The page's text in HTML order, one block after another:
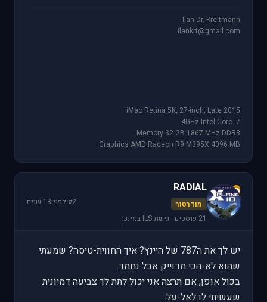
Ilan Dr. Kreitmann
ilankrt@gmail.com
iMac Retina 5K, 27-inch, Late 2015
4GHz Intel Core i7
Memory 32 GB 1867 MHz DDR3
Graphics AMD Radeon R9 M395X 4096 MB
R
RADIAL
מודרטור
21 פוסטים · גישת ILS במינכן
#2
·לפני 13 שנים
יש לך את ה787 של היינץ? איך החווית-טיסה? שמעתי
שהוא לא-הכי מדוייק אבל נחמד.
בכול אופן, אם תרצה אני יכול לתת לך צביעה דמיונית
שעשיתי לו לאל-על.